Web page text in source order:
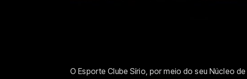
O Esporte Clube Sírio, por meio do seu Núcleo